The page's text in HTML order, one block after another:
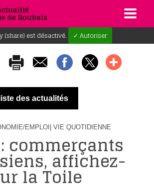
de Roubaix
(share) est désactivé. ✓ Autoriser
des actualités
EMPLOI | VIE QUOTIDIENNE
commerçants
affichez-
la Toile